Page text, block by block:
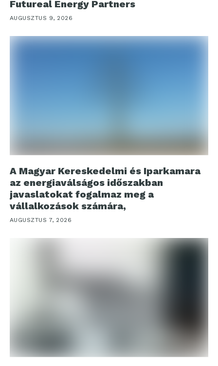
Futureal Energy Partners
AUGUSZTUS 9, 2026
A Magyar Kereskedelmi és Iparkamara
az energiaválságos időszakban
javaslatokat fogalmaz meg a
vállalkozások számára,
AUGUSZTUS 7, 2026